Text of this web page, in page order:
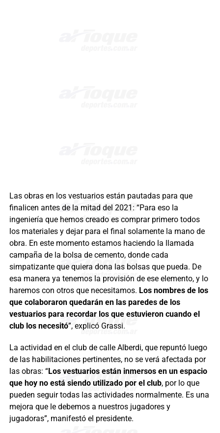
Las obras en los vestuarios están pautadas para que
finalicen antes de la mitad del 2021: “Para eso la
ingeniería que hemos creado es comprar primero todos
los materiales y dejar para el final solamente la mano de
obra. En este momento estamos haciendo la llamada
campaña de la bolsa de cemento, donde cada
simpatizante que quiera dona las bolsas que pueda. De
esa manera ya tenemos la provisión de ese elemento, y lo
haremos con otros que necesitamos. Los nombres de los
que colaboraron quedarán en las paredes de los
vestuarios para recordar los que estuvieron cuando el
club los necesitó”, explicó Grassi.
La actividad en el club de calle Alberdi, que repuntó luego
de las habilitaciones pertinentes, no se verá afectada por
las obras: “Los vestuarios están inmersos en un espacio
que hoy no está siendo utilizado por el club, por lo que
pueden seguir todas las actividades normalmente. Es una
mejora que le debemos a nuestros jugadores y
jugadoras”, manifestó el presidente.